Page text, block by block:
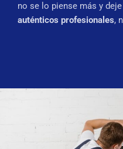
no se lo piense más y
auténticos profesionales,